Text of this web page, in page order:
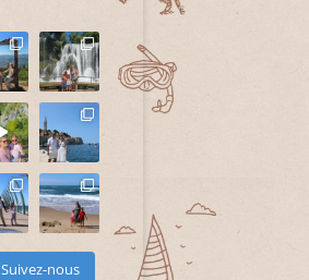
Suivez-nous